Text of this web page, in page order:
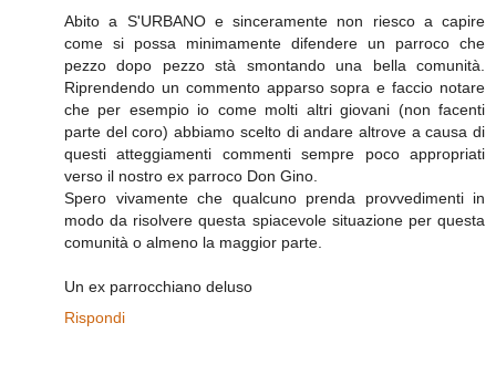
Abito a S'URBANO e sinceramente non riesco a capire
come si possa minimamente difendere un parroco che
pezzo dopo pezzo stà smontando una bella comunità.
Riprendendo un commento apparso sopra e faccio notare
che per esempio io come molti altri giovani (non facenti
parte del coro) abbiamo scelto di andare altrove a causa di
questi atteggiamenti commenti sempre poco appropriati
verso il nostro ex parroco Don Gino.
Spero vivamente che qualcuno prenda provvedimenti in
modo da risolvere questa spiacevole situazione per questa
comunità o almeno la maggior parte.
Un ex parrocchiano deluso
Rispondi